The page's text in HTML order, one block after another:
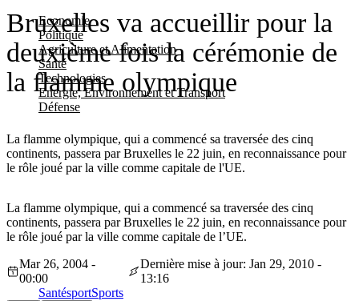
Economie
Politique
Agriculture et Alimentation
Santé
Technologies
Energie, Environnement et Transport
Défense
Bruxelles va accueillir pour la
deuxième fois la cérémonie de
la flamme olympique
La flamme olympique, qui a commencé sa traversée des cinq
continents, passera par Bruxelles le 22 juin, en reconnaissance pour
le rôle joué par la ville comme capitale de l'UE.
La flamme olympique, qui a commencé sa traversée des cinq
continents, passera par Bruxelles le 22 juin, en reconnaissance pour
le rôle joué par la ville comme capitale de l’UE.
Mar 26, 2004 -
00:00
Dernière mise à jour: Jan 29, 2010 -
13:16
SantésportSports